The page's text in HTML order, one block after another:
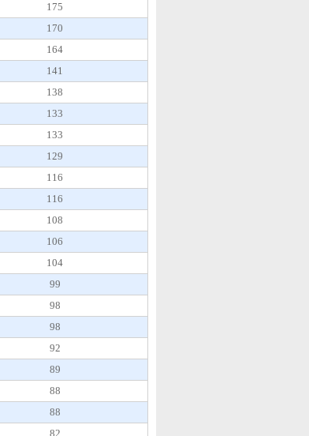
175
170
164
141
138
133
133
129
116
116
108
106
104
99
98
98
92
89
88
88
82